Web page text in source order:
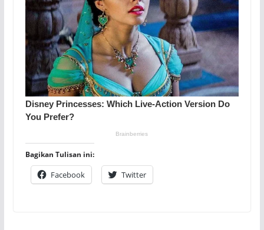
Bagikan Tulisan ini:
Facebook Twitter